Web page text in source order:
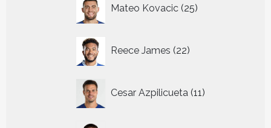
Mateo Kovacic 25
producten
Reece James 22
producten
Cesar Azpilicueta 11
producten